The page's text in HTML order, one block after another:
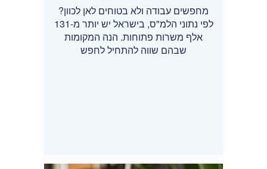
מחפשים עבודה ולא בטוחים לאן לכוון?
לפי נתוני הלמ"ס, בישראל יש יותר מ-131
אלף משרות פתוחות. הנה המקומות
שבהם שווה להתחיל לחפש